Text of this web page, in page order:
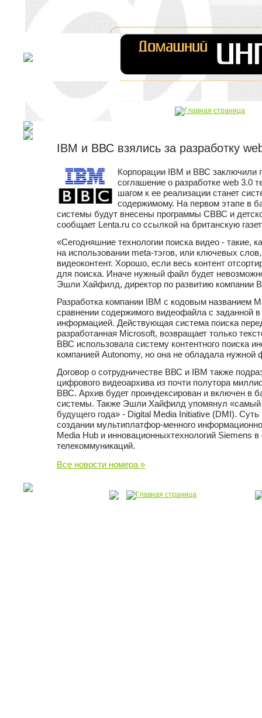
IBM и ВВС взялись за разработку
Корпорации IBM и ВВС заключили
соглашение о разработке web 3.0
шагом к ее реализации станет
содержимому. На первом этапе в
системы будут внесены программы СВВС и
сообщает Lenta.ru со ссылкой на британскую
«Сегодняшние технологии поиска видео - такие,
на использовании meta-тэгов, или ключевых
видеоконтент. Хорошо, если весь контент
для поиска. Иначе нужный файл будет
Эшли Хайфилд, директор по развитию компании
Разработка компании IBM с кодовым названием
сравнении содержимого видеофайла с заданной
информацией. Действующая система поиска
разработанная Microsoft, возвращает только
ВВС использовала систему контентного поиска
компанией Autonomy, но она не обладала нужной
Договор о сотрудничестве ВВС и IBM также
цифрового видеоархива из почти полутора
ВВС. Архив будет проиндексирован и включен в
системы. Также Эшли Хайфилд упомянул «самый
будущего года» - Digital Media Initiative (DMI).
создании мультиплатфор-менного
Media Hub и инновационныхтехнологий Siemens в
телекоммуникаций.
Все новости номера »